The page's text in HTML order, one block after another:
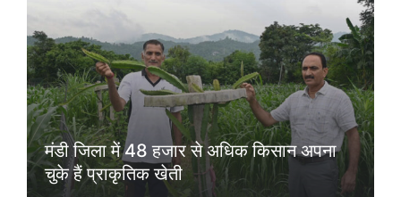
मंडी जिला में 48 हजार से अधिक किसान अपना
चुके हैं प्राकृतिक खेती